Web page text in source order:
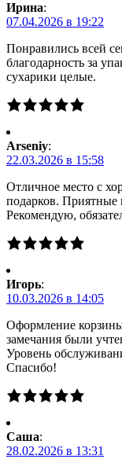
Ирина:
07.04.2026 в 19:22
Понравились всей
благодарность за
сухарики целые.
Arseniy:
22.03.2026 в 15:58
Отличное место с
подарков. Приятные
Рекомендую,
Игорь:
10.03.2026 в 14:05
Оформление
замечания были
Уровень
Спасибо!
Саша:
28.02.2026 в 13:31